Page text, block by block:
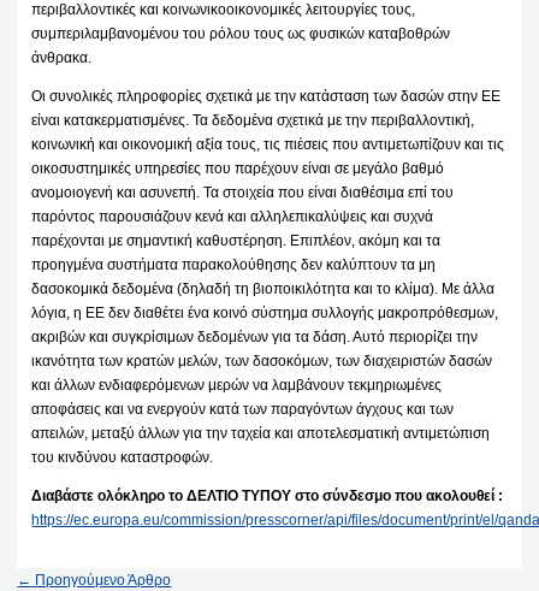
περιβαλλοντικές και κοινωνικοοικονομικές λειτουργίες τους,
συμπεριλαμβανομένου του ρόλου τους ως φυσικών καταβοθρών
άνθρακα.
Οι συνολικές πληροφορίες σχετικά με την κατάσταση των δασών στην ΕΕ
είναι κατακερματισμένες. Τα δεδομένα σχετικά με την περιβαλλοντική,
κοινωνική και οικονομική αξία τους, τις πιέσεις που αντιμετωπίζουν και τις
οικοσυστημικές υπηρεσίες που παρέχουν είναι σε μεγάλο βαθμό
ανομοιογενή και ασυνεπή. Τα στοιχεία που είναι διαθέσιμα επί του
παρόντος παρουσιάζουν κενά και αλληλεπικαλύψεις και συχνά
παρέχονται με σημαντική καθυστέρηση. Επιπλέον, ακόμη και τα
προηγμένα συστήματα παρακολούθησης δεν καλύπτουν τα μη
δασοκομικά δεδομένα (δηλαδή τη βιοποικιλότητα και το κλίμα). Με άλλα
λόγια, η ΕΕ δεν διαθέτει ένα κοινό σύστημα συλλογής μακροπρόθεσμων,
ακριβών και συγκρίσιμων δεδομένων για τα δάση. Αυτό περιορίζει την
ικανότητα των κρατών μελών, των δασοκόμων, των διαχειριστών δασών
και άλλων ενδιαφερόμενων μερών να λαμβάνουν τεκμηριωμένες
αποφάσεις και να ενεργούν κατά των παραγόντων άγχους και των
απειλών, μεταξύ άλλων για την ταχεία και αποτελεσματική αντιμετώπιση
του κινδύνου καταστροφών.
Διαβάστε ολόκληρο το ΔΕΛΤΙΟ ΤΥΠΟΥ στο σύνδεσμο που ακολουθεί :
https://ec.europa.eu/commission/presscorner/api/files/document/print/el/
← Προηγούμενο Άρθρο